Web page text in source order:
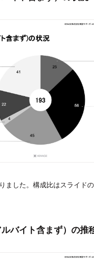
ました。構成比はスライドの
バイト含まず）の推